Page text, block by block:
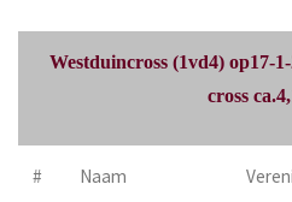
Westduincross (1vd4) op17-
cross
# Naam